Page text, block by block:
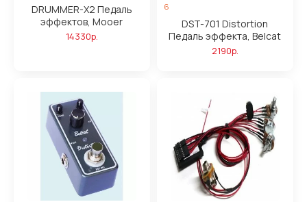
DRUMMER-X2 Педаль
эффектов, Mooer
14330р.
6
DST-701 Distortion
Педаль эффекта, Belcat
2190р.